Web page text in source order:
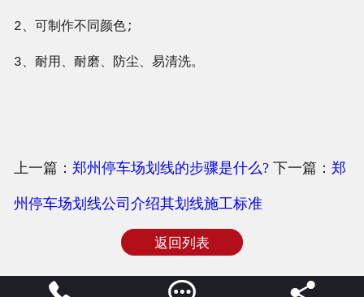
2、可制作不同颜色;
3、耐用、耐磨、防尘、易清洗。
上一篇： 郑州停车场划线的步骤是什么?下一篇： 郑
州停车场划线公司介绍其划线施工标准
返回列表